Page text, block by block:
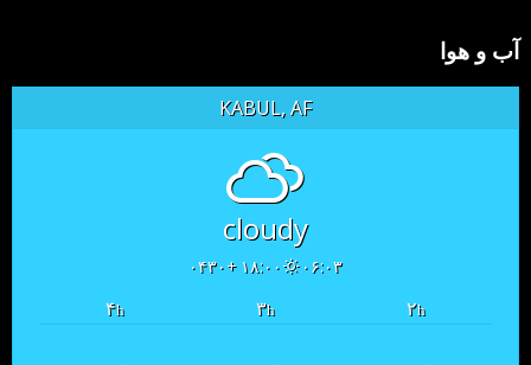
آب و هوا
KABUL, AF
cloudy
۰۶:۰۳ ۱۸:۰۰ +۰۴۳۰
۲h ۳h ۴h